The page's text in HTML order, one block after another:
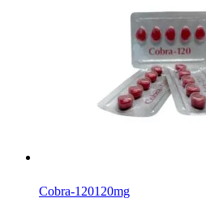
Cobra-120120mg